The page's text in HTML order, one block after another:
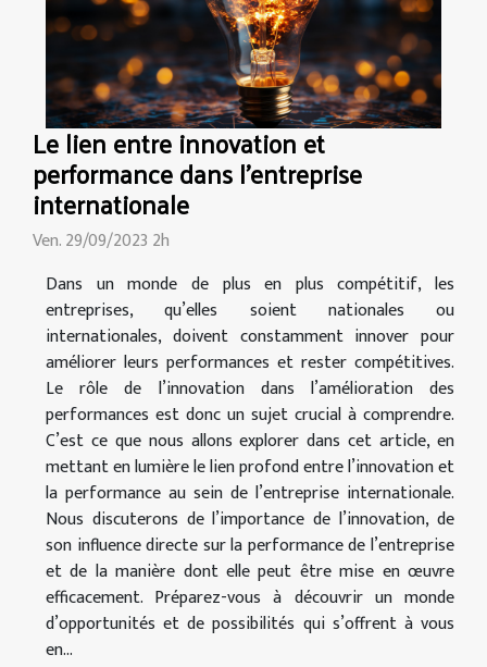
Le lien entre innovation et
performance dans l'entreprise
internationale
Ven. 29/09/2023 2h
Dans un monde de plus en plus compétitif, les
entreprises, qu’elles soient nationales ou
internationales, doivent constamment innover pour
améliorer leurs performances et rester compétitives.
Le rôle de l’innovation dans l’amélioration des
performances est donc un sujet crucial à comprendre.
C’est ce que nous allons explorer dans cet article, en
mettant en lumière le lien profond entre l’innovation et
la performance au sein de l’entreprise internationale.
Nous discuterons de l’importance de l’innovation, de
son influence directe sur la performance de l’entreprise
et de la manière dont elle peut être mise en œuvre
efficacement. Préparez-vous à découvrir un monde
d’opportunités et de possibilités qui s’offrent à vous
en...